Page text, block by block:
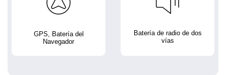
GPS, Batería del
Navegador
Batería de radio de dos
vías